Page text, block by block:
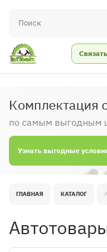
Комплектация
по самым выгодным
Узнать выгодные
ГЛАВНАЯ КАТАЛОГ